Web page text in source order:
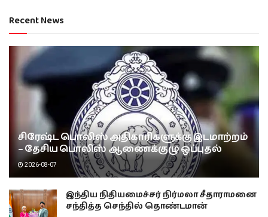
Recent News
சிரேஷ்ட பொலிஸ் அதிகாரிகளுக்கு இடமாற்றம்
– தேசிய பொலிஸ் ஆணைக்குழு ஒப்புதல்
2026-08-07
இந்திய நிதியமைச்சர் நிர்மலா சீதாராமனை
சந்தித்த செந்தில் தொண்டமான்